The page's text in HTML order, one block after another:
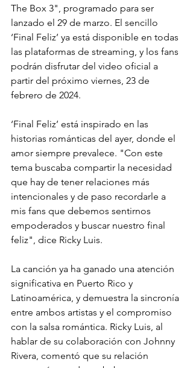
The Box 3", programado para ser
lanzado el 29 de marzo. El sencillo
‘Final Feliz’ ya está disponible en todas
las plataformas de streaming, y los fans
podrán disfrutar del video oficial a
partir del próximo viernes, 23 de
febrero de 2024.
‘Final Feliz’ está inspirado en las
historias románticas del ayer, donde el
amor siempre prevalece. "Con este
tema buscaba compartir la necesidad
que hay de tener relaciones más
intencionales y de paso recordarle a
mis fans que debemos sentirnos
empoderados y buscar nuestro final
feliz", dice Ricky Luis.
La canción ya ha ganado una atención
significativa en Puerto Rico y
Latinoamérica, y demuestra la sincronía
entre ambos artistas y el compromiso
con la salsa romántica. Ricky Luis, al
hablar de su colaboración con Johnny
Rivera, comentó que su relación